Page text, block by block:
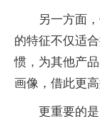
另一方面
的特征不仅适
惯，为其他产
画像，借此更
更重要的